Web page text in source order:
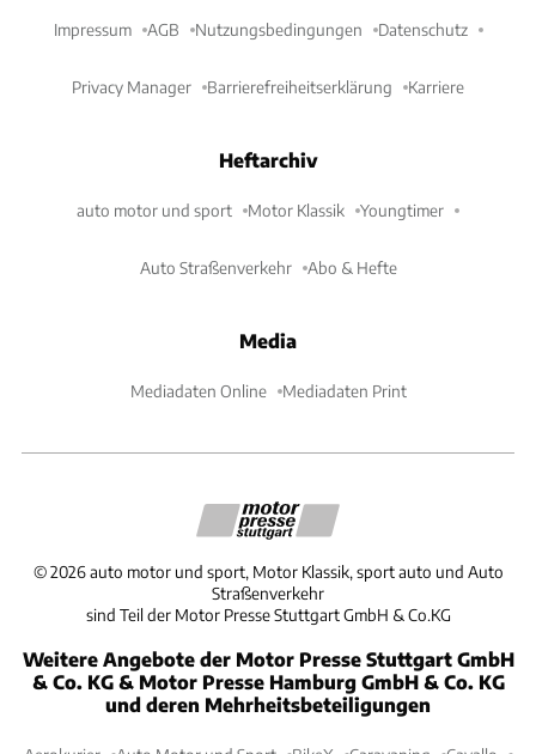
Impressum AGB Nutzungsbedingungen Datenschutz
Privacy Manager Barrierefreiheitserklärung Karriere
Heftarchiv
auto motor und sport Motor Klassik Youngtimer
Auto Straßenverkehr Abo & Hefte
Media
Mediadaten Online Mediadaten Print
©2026 auto motor und sport, Motor Klassik, sport auto und Auto
Straßenverkehr
sind Teil der Motor Presse Stuttgart GmbH & Co.KG
Weitere Angebote der Motor Presse Stuttgart GmbH
& Co. KG & Motor Presse Hamburg GmbH & Co. KG
und deren Mehrheitsbeteiligungen